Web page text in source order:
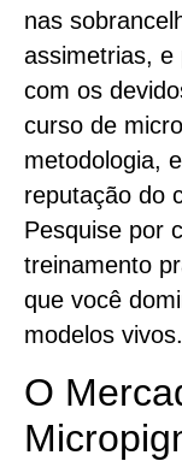
nas
assimetrias, e
com os
curso de
metodologia,
reputação do
Pesquise por
treinamento
que você
modelos vivos.
O